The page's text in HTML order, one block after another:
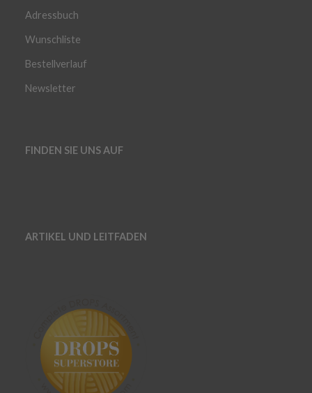
Adressbuch
Wunschliste
Bestellverlauf
Newsletter
FINDEN SIE UNS AUF
ARTIKEL UND LEITFADEN